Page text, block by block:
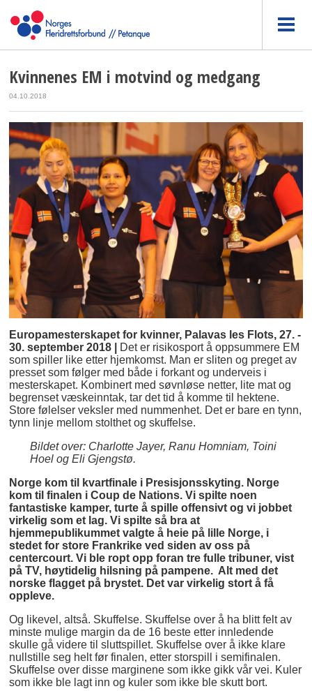
Kvinnenes EM i motvind og medgang
04.10.2018
Europamesterskapet for kvinner, Palavas les Flots, 27. -
30. september 2018 |
Det er risikosport å oppsummere EM
som spiller like etter hjemkomst. Man er sliten og preget av
presset som følger med både i forkant og underveis i
mesterskapet. Kombinert med søvnløse netter, lite mat og
begrenset væskeinntak, tar det tid å komme til hektene.
Store følelser veksler med nummenhet. Det er bare en tynn,
tynn linje mellom stolthet og skuffelse.
Bildet over: Charlotte Jayer, Ranu Homniam, Toini
Hoel og Eli Gjengstø.
Norge kom til kvartfinale i Presisjonsskyting. Norge
kom til finalen i Coup de Nations. Vi spilte noen
fantastiske kamper, turte å spille offensivt og vi jobbet
virkelig som et lag. Vi spilte så bra at
hjemmepublikummet valgte å heie på lille Norge, i
stedet for store Frankrike ved siden av oss på
centercourt. Vi ble ropt opp foran tre fulle tribuner, vist
på TV, høytidelig hilsning på pampene. Alt med det
norske flagget på brystet. Det var virkelig stort å få
oppleve.
Og likevel, altså. Skuffelse. Skuffelse over å ha blitt felt av
minste mulige margin da de 16 beste etter innledende
skulle gå videre til sluttspillet. Skuffelse over å ikke klare
nullstille seg helt før finalen, etter storspill i semifinalen.
Skuffelse over disse marginene som ikke gikk vår vei. Kuler
som ikke ble lagt inn og kuler som ikke ble skutt bort.